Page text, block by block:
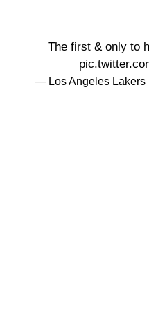
The first & only to
— Los Angeles Lakers